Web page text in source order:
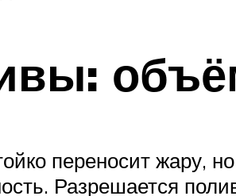
переносит жару,
Разрешается